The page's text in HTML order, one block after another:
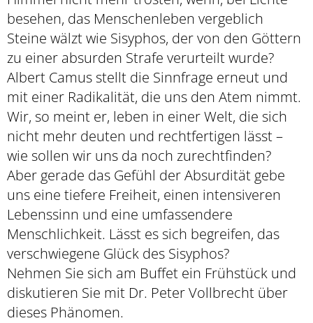
besehen, das Menschenleben vergeblich
Steine wälzt wie Sisyphos, der von den Göttern
zu einer absurden Strafe verurteilt wurde?
Albert Camus stellt die Sinnfrage erneut und
mit einer Radikalität, die uns den Atem nimmt.
Wir, so meint er, leben in einer Welt, die sich
nicht mehr deuten und rechtfertigen lässt –
wie sollen wir uns da noch zurechtfinden?
Aber gerade das Gefühl der Absurdität gebe
uns eine tiefere Freiheit, einen intensiveren
Lebenssinn und eine umfassendere
Menschlichkeit. Lässt es sich begreifen, das
verschwiegene Glück des Sisyphos?
Nehmen Sie sich am Buffet ein Frühstück und
diskutieren Sie mit Dr. Peter Vollbrecht über
dieses Phänomen.